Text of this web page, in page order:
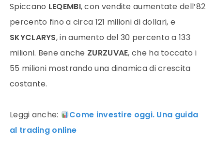
Spiccano LEQEMBI, con vendite aumentate dell’82
percento fino a circa 121 milioni di dollari, e
SKYCLARYS, in aumento del 30 percento a 133
milioni. Bene anche ZURZUVAE, che ha toccato i
55 milioni mostrando una dinamica di crescita
costante.
Leggi anche:
Come investire oggi. Una guida
al trading online